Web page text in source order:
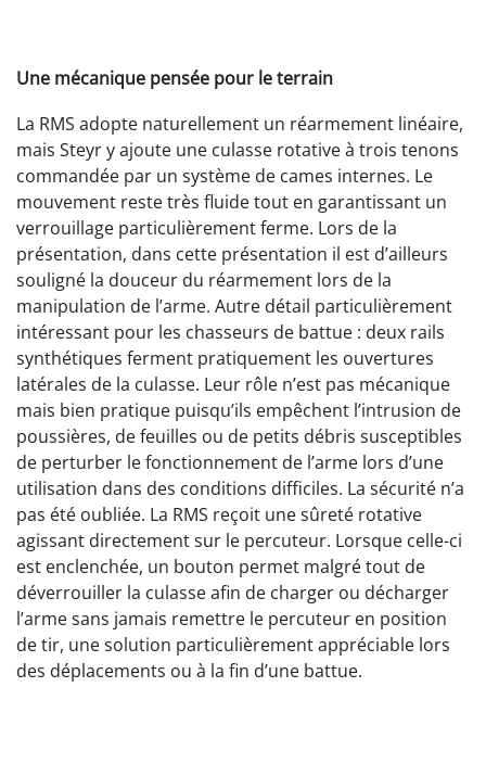
Une mécanique pensée pour le terrain
La RMS adopte naturellement un réarmement linéaire,
mais Steyr y ajoute une culasse rotative à trois tenons
commandée par un système de cames internes. Le
mouvement reste très fluide tout en garantissant un
verrouillage particulièrement ferme. Lors de la
présentation, dans cette présentation il est d’ailleurs
souligné la douceur du réarmement lors de la
manipulation de l’arme. Autre détail particulièrement
intéressant pour les chasseurs de battue : deux rails
synthétiques ferment pratiquement les ouvertures
latérales de la culasse. Leur rôle n’est pas mécanique
mais bien pratique puisqu’ils empêchent l’intrusion de
poussières, de feuilles ou de petits débris susceptibles
de perturber le fonctionnement de l’arme lors d’une
utilisation dans des conditions difficiles. La sécurité n’a
pas été oubliée. La RMS reçoit une sûreté rotative
agissant directement sur le percuteur. Lorsque celle-ci
est enclenchée, un bouton permet malgré tout de
déverrouiller la culasse afin de charger ou décharger
l’arme sans jamais remettre le percuteur en position
de tir, une solution particulièrement appréciable lors
des déplacements ou à la fin d’une battue.